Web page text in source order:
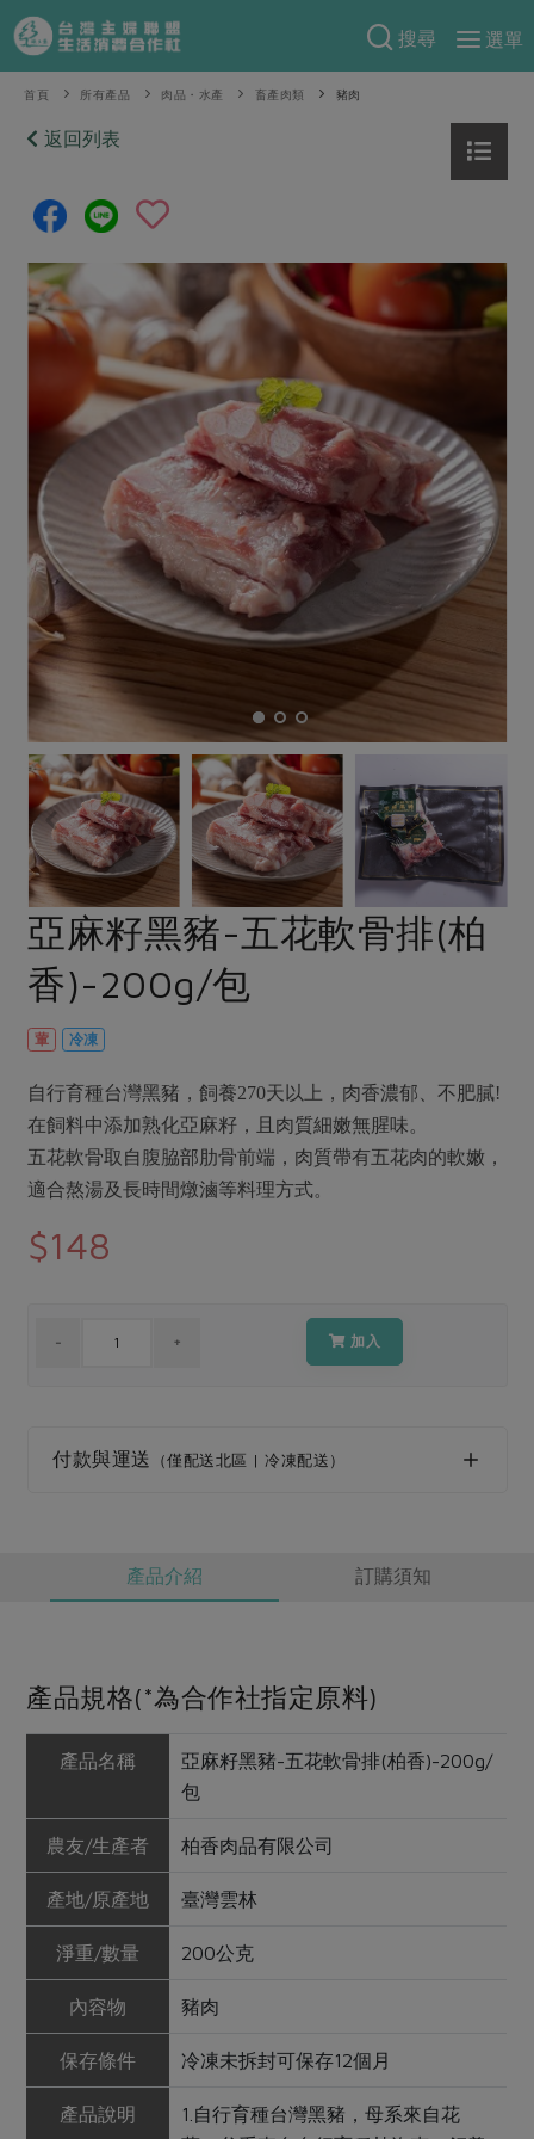
搜尋
選單
產品分類
當季蔬果
芽苗類
辛香料類
奶蛋豆・五穀
乳製品
豆製品 米麵雜糧
肉品・水產
畜產肉類 水產
水畜加工品
調理食材・點心
調味醬料/南北貨
休閒零嘴 沖泡飲品
保健食品
居家好物
美妝保養 個人清潔
家庭清潔 織品
日用品
防災用品
最新產品
優惠專區
食譜料理
食材
麵食
肉食
常備菜
蔬食
蛋料理
料理方式
烘焙．點心
醬料
湯品．鍋物
漬物
涼拌沙拉
飲品
主題食譜
異國料理
養身食補
節慶大餐
高麗菜海鮮煎餅
特別企畫
預購活動
把最好的台灣味帶回家！
防災用品預購圓滿結束
2026年端午節預購圓滿結束
更多預購活動
當季產品
合作25-經典快閃最後一週
合作25-精選產品第四彈
合作25-精選產品第三彈
更多當季產品
議題活動
主婦聯盟X樂齡網特約優惠案
30%rPET紅烏龍茶
2024農業發展計畫年度報告
更多議題活動
把最好的台灣味帶回家！
綠主張
觀點文章
一籃菜真心話
社內大小事 合作聯合國
產品故事 生活提案
樂齡生活 親子食育
廚房瑜伽
關注議題
減硝酸鹽
非基改運動 支持本土農糧
廢核運動 能源議題
減添加物 減塑減廢
公益金 食農教育
更多議題
生活者e週報
綠主張月刊
典藏閱覽室
關於合作社
認識合作社
關於我們
合作社組織
員工與求才
產品檢驗
自主把關
檢驗報告
硝酸鹽檢驗
社員權益
合作社法規
社務專區
選舉專區
最新消息
下載專區
地區活動
社務會議
重要公告
首頁 所有產品 肉品・水產 畜產肉類 豬肉
返回列表
亞麻籽黑豬-五花軟骨排(柏
香)-200g/包
葷 冷凍
自行育種台灣黑豬，飼養270天以上，肉香濃郁、不肥膩!
在飼料中添加熟化亞麻籽，且肉質細嫩無腥味。
五花軟骨取自腹脇部肋骨前端，肉質帶有五花肉的軟嫩，
適合熬湯及長時間燉滷等料理方式。
$148
加入
付款與運送 （僅配送北區 | 冷凍配送）
產品介紹 訂購須知
產品規格(*為合作社指定原料)
產品名稱
亞麻籽黑豬-五花軟骨排(柏香)-200g/
包
農友/生產者 柏香肉品有限公司
產地/原產地 臺灣雲林
淨重/數量 200公克
內容物 豬肉
保存條件 冷凍未拆封可保存12個月
產品說明
1.自行育種台灣黑豬，母系來自花